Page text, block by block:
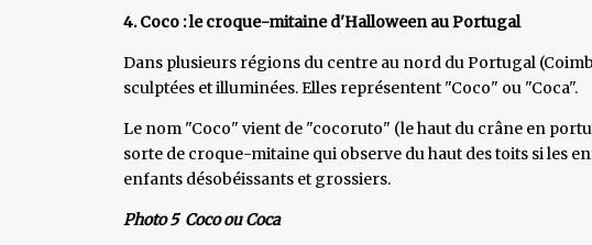
4. Coco : le croque-mitaine d'Halloween au Portugal
Dans plusieurs régions du centre au nord du Portugal
sculptées et illuminées. Elles représentent "Coco" ou "Coca".
Le nom "Coco" vient de "cocoruto" (le haut du crâne en
sorte de croque-mitaine qui observe du haut des toits si les
enfants désobéissants et grossiers.
Photo 5 Coco ou Coca